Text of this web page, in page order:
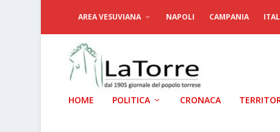
AREA VESUVIANA NAPOLI CAMPANIA
HOME POLITICA CRONACA